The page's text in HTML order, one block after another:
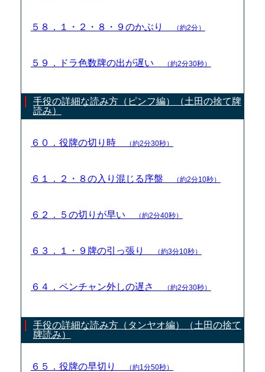
５８．１・２・８・９のかぶり （約2分）
５９．ドラ色数牌の出が遅い （約2分30秒）
手役の詳細な読み方（ピンフ編）（土田の捨て牌
読み）
６０．役牌の切り時 （約2分30秒）
６１．２・８の入り混じる序盤 （約2分10秒）
６２．５の切りが早い （約2分40秒）
６３．１・９牌の引っ張り （約3分10秒）
６４．ペンチャン外しの遅さ （約2分30秒）
手役の詳細な読み方（タンヤオ編）（土田の捨て
牌読み）
６５．役牌の早切り （約1分50秒）